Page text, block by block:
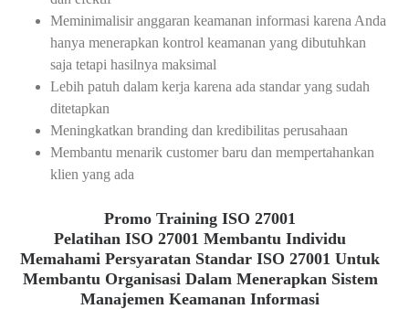
Meminimalisir anggaran keamanan informasi karena Anda
hanya menerapkan kontrol keamanan yang dibutuhkan
saja tetapi hasilnya maksimal
Lebih patuh dalam kerja karena ada standar yang sudah
ditetapkan
Meningkatkan branding dan kredibilitas perusahaan
Membantu menarik customer baru dan mempertahankan
klien yang ada
Promo Training ISO 27001
Pelatihan ISO 27001 Membantu Individu
Memahami Persyaratan Standar ISO 27001 Untuk
Membantu Organisasi Dalam Menerapkan Sistem
Manajemen Keamanan Informasi